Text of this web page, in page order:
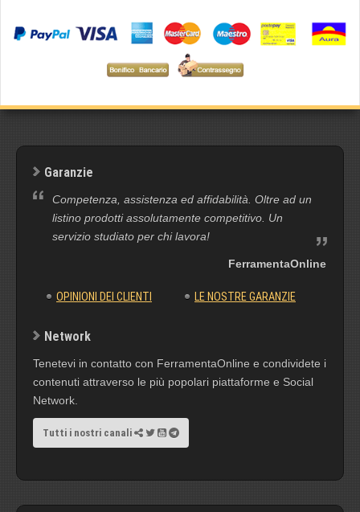
Garanzie
Competenza, assistenza ed affidabilità. Oltre ad un
listino prodotti assolutamente competitivo. Un
servizio studiato per chi lavora!
FerramentaOnline
OPINIONI DEI CLIENTI LE NOSTRE GARANZIE
Network
Tenetevi in contatto con FerramentaOnline e condividete i
contenuti attraverso le più popolari piattaforme e Social
Network.
Tutti i nostri canali